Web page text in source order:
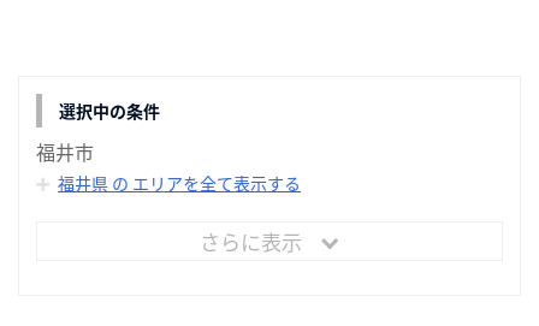
選択中の条件
福井市
福井県 の エリアを全て表示する
さらに表示